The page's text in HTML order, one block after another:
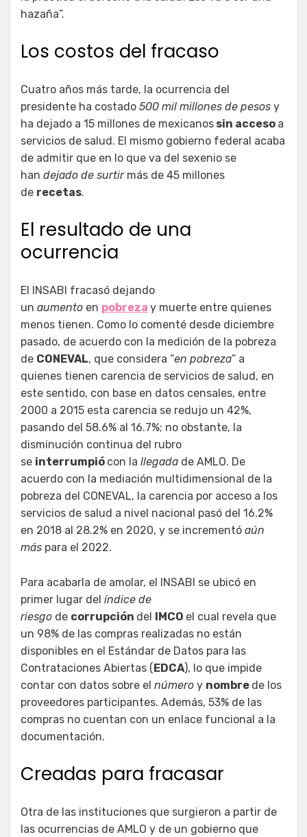
hazaña”.
Los costos del fracaso
Cuatro años más tarde, la ocurrencia del
presidente ha costado 500 mil millones de pesos y
ha dejado a 15 millones de mexicanos sin acceso a
servicios de salud. El mismo gobierno federal acaba
de admitir que en lo que va del sexenio se
han dejado de surtirmás de 45 millones
de recetas.
El resultado de una
ocurrencia
El INSABI fracasó dejando
un aumento en pobreza y muerte entre quienes
menos tienen. Como lo comenté desde diciembre
pasado, de acuerdo con la medición de la pobreza
de CONEVAL, que considera “en pobreza” a
quienes tienen carencia de servicios de salud, en
este sentido, con base en datos censales, entre
2000 a 2015 esta carencia se redujo un 42%,
pasando del 58.6% al 16.7%; no obstante, la
disminución continua del rubro
se interrumpió con la llegada de AMLO. De
acuerdo con la mediación multidimensional de la
pobreza del CONEVAL, la carencia por acceso a los
servicios de salud a nivel nacional pasó del 16.2%
en 2018 al 28.2% en 2020, y se incrementó aún
más para el 2022.
Para acabarla de amolar, el INSABI se ubicó en
primer lugar del índice de
riesgo de corrupción del IMCO el cual revela que
un 98% de las compras realizadas no están
disponibles en el Estándar de Datos para las
Contrataciones Abiertas (EDCA), lo que impide
contar con datos sobre el número y nombre de los
proveedores participantes. Además, 53% de las
compras no cuentan con un enlace funcional a la
documentación.
Creadas para fracasar
Otra de las instituciones que surgieron a partir de
las ocurrencias de AMLO y de un gobierno que